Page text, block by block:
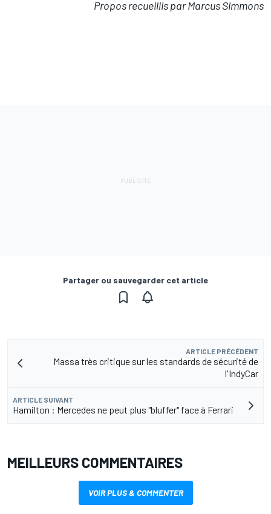
Propos recueillis par Marcus Simmons
Partager ou sauvegarder cet article
ARTICLE PRÉCÉDENT
Massa très critique sur les standards de sécurité de
l'IndyCar
ARTICLE SUIVANT
Hamilton : Mercedes ne peut plus "bluffer" face à Ferrari
MEILLEURS COMMENTAIRES
VOIR PLUS & COMMENTER